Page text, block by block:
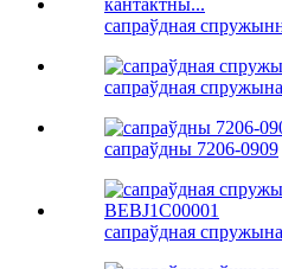
сапраўдная
сапраўдная
сапраўдны 7206-0909
сапраўдная